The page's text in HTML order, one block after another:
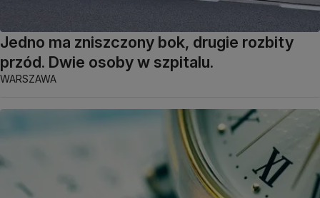
Jedno ma zniszczony bok, drugie rozbity
przód. Dwie osoby w szpitalu.
WARSZAWA